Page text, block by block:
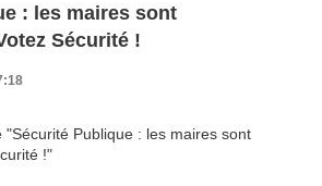
: les maires sont
Sécurité !